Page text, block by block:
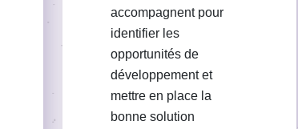
accompagnent pour
identifier les
opportunités de
développement et
mettre en place la
bonne solution